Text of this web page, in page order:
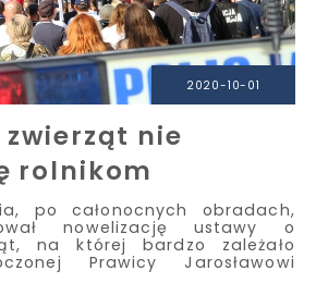
2020-10-01
nie
rolnikom
po całonocnych obradach,
nowelizację ustawy o
na której bardzo zależało
Prawicy Jarosławowi